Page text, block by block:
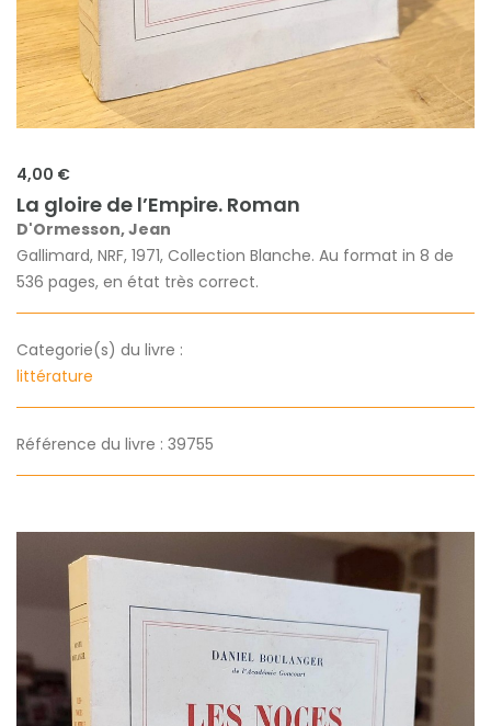
4,00 €
La gloire de l’Empire. Roman
D'Ormesson, Jean
Gallimard, NRF, 1971, Collection Blanche. Au format in 8 de
536 pages, en état très correct.
Categorie(s) du livre :
littérature
Référence du livre : 39755